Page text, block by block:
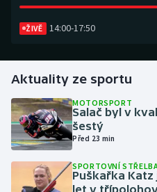
Futsal
Gymnastika
Házená
Jezdectví
ŽIVĚ 14:00-17:50
Aktuality ze sportu
MOTORSPORT
Salač byl v
šestý
Před 23 min
SPORTOVNÍ
Puškařka
let v